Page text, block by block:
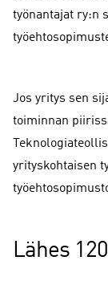
työnantajat ry:n
Jos yritys sen
toiminnan
yrityskohtaisen
Lähes